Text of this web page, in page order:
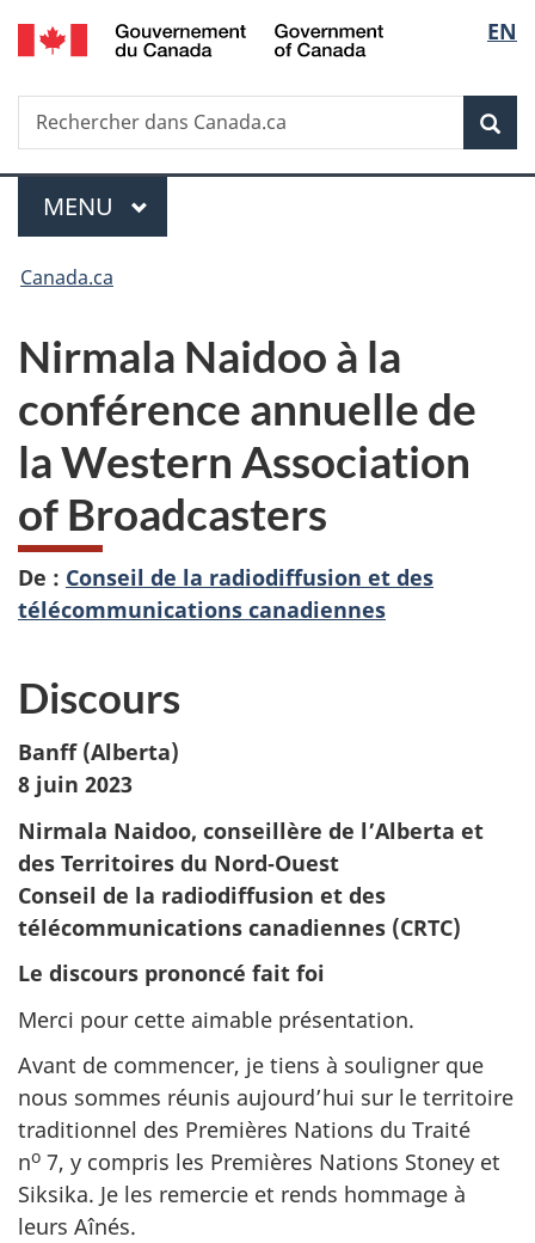
Passer
au
principal
Passer
à
Au
du
Passer
à
version
simplifiée
de
la
EN
Recherche
Rechercher
dans
Menu
MENU PRINCIPAL
Vous
ici :
Canada.ca
Nirmala Naidoo à la
conférence annuelle de
la Western Association
of Broadcasters
De : Conseil de la radiodiffusion et des
télécommunications canadiennes
Discours
Banff (Alberta)
8 juin 2023
Nirmala Naidoo, conseillère de l’Alberta et
des Territoires du Nord‑Ouest
Conseil de la radiodiffusion et des
télécommunications canadiennes (CRTC)
Le discours prononcé fait foi
Merci pour cette aimable présentation.
Avant de commencer, je tiens à souligner que
nous sommes réunis aujourd’hui sur le territoire
traditionnel des Premières Nations du Traité
no 7, y compris les Premières Nations Stoney et
Siksika. Je les remercie et rends hommage à
leurs Aînés.